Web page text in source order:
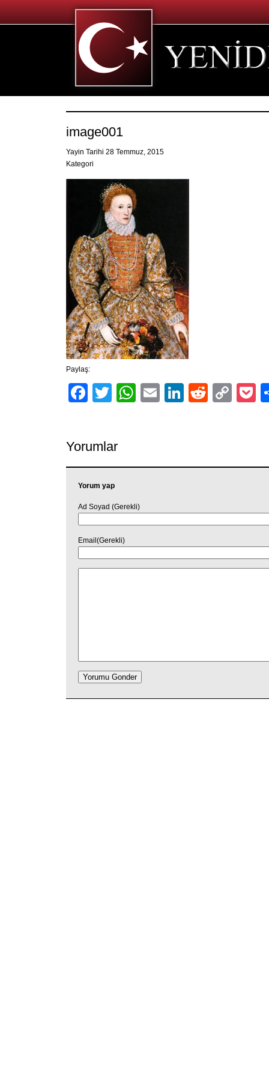
image001
Yayin Tarihi 28 Temmuz, 2015
Kategori
Paylaş:
Facebook
TwitterWhatsApp
EmailLinkedIn
Reddit
Yorumlar
Yorum yap
Ad Soyad (Gerekli)
Email(Gerekli)